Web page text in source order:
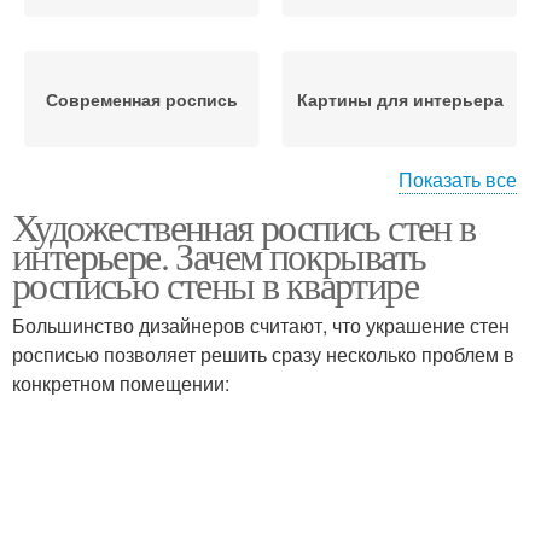
Современная роспись Картины для интерьера
Современные картины Картины в интерьере
Цветы в интерьере Стен в квартире
Показать все
Художественная роспись стен в
интерьере. Зачем покрывать
росписью стены в квартире
Большинство дизайнеров считают, что украшение стен
росписью позволяет решить сразу несколько проблем в
конкретном помещении: